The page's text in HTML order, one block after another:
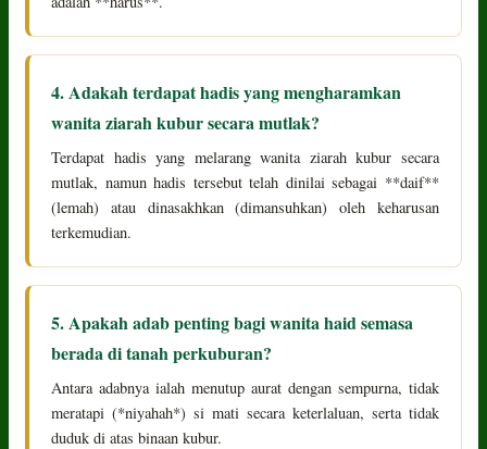
4. Adakah terdapat hadis yang mengharamkan
wanita ziarah kubur secara mutlak?
Terdapat hadis yang melarang wanita ziarah kubur secara
mutlak, namun hadis tersebut telah dinilai sebagai **daif**
(lemah) atau dinasakhkan (dimansuhkan) oleh keharusan
terkemudian.
5. Apakah adab penting bagi wanita haid semasa
berada di tanah perkuburan?
Antara adabnya ialah menutup aurat dengan sempurna, tidak
meratapi (*niyahah*) si mati secara keterlaluan, serta tidak
duduk di atas binaan kubur.